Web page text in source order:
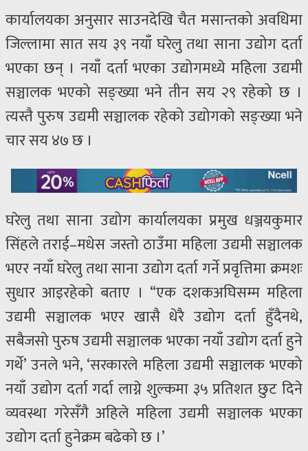
कार्यालयका अनुसार साउनदेखि चैत मसान्तको अवधिमा
जिल्लामा सात सय ३९ नयाँ घरेलु तथा साना उद्योग दर्ता
भएका छन् । नयाँ दर्ता भएका उद्योगमध्ये महिला उद्यमी
सञ्चालक भएको सङ्ख्या भने तीन सय २९ रहेको छ ।
त्यस्तै पुरुष उद्यमी सञ्चालक रहेको उद्योगको सङ्ख्या भने
चार सय ४७ छ ।
घरेलु तथा साना उद्योग कार्यालयका प्रमुख धञ्जयकुमार
सिंहले तराई–मधेस जस्तो ठाउँमा महिला उद्यमी सञ्चालक
भएर नयाँ घरेलु तथा साना उद्योग दर्ता गर्ने प्रवृत्तिमा क्रमशः
सुधार आइरहेको बताए । “एक दशकअघिसम्म महिला
उद्यमी सञ्चालक भएर खासै धेरै उद्योग दर्ता हुँदैनथे,
सबैजसो पुरुष उद्यमी सञ्चालक भएका नयाँ उद्योग दर्ता हुने
गर्थे’ उनले भने, ‘सरकारले महिला उद्यमी सञ्चालक भएको
नयाँ उद्योग दर्ता गर्दा लाग्ने शुल्कमा ३५ प्रतिशत छुट दिने
व्यवस्था गरेसँगै अहिले महिला उद्यमी सञ्चालक भएका
उद्योग दर्ता हुनेक्रम बढेको छ ।’